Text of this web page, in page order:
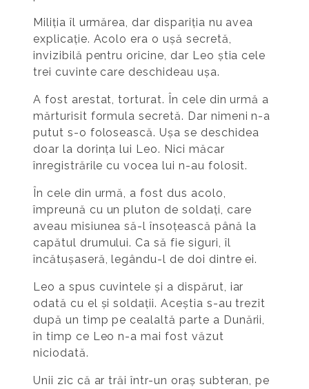
Miliția îl urmărea, dar dispariția nu avea
explicație. Acolo era o ușă secretă,
invizibilă pentru oricine, dar Leo știa cele
trei cuvinte care deschideau ușa.
A fost arestat, torturat. În cele din urmă a
mărturisit formula secretă. Dar nimeni n-a
putut s-o folosească. Ușa se deschidea
doar la dorința lui Leo. Nici măcar
înregistrările cu vocea lui n-au folosit.
În cele din urmă, a fost dus acolo,
împreună cu un pluton de soldați, care
aveau misiunea să-l însoțească până la
capătul drumului. Ca să fie siguri, îl
încătușaseră, legându-l de doi dintre ei.
Leo a spus cuvintele și a dispărut, iar
odată cu el și soldații. Aceștia s-au trezit
după un timp pe cealaltă parte a Dunării,
în timp ce Leo n-a mai fost văzut
niciodată.
Unii zic că ar trăi într-un oraș subteran, pe